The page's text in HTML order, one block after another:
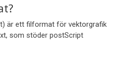
är ett filformat för vektorgrafik
som stöder postScript